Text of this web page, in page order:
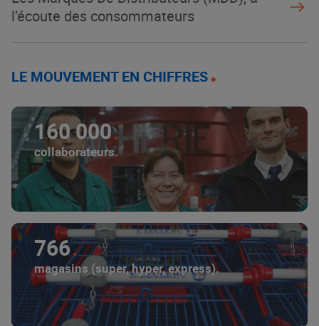
l’écoute des consommateurs
LE MOUVEMENT EN CHIFFRES
160 000
collaborateurs.
766
magasins (super, hyper, express).